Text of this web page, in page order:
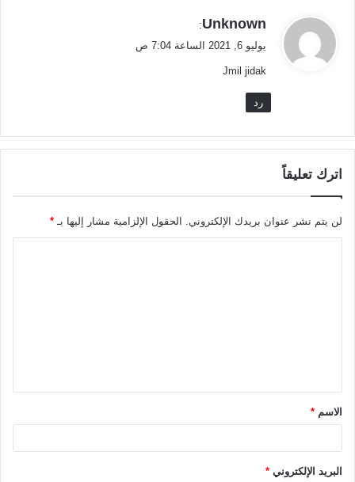
ي
ل
Unknown
:
يوليو 6, 2021 الساعة 7:04 ص
Jmil jidak
رد
اترك تعليقاً
لن يتم نشر عنوان بريدك الإلكتروني. الحقول الإلزامية مشار إليها بـ *
ق
*الاسم *
البريد الإلكتروني *